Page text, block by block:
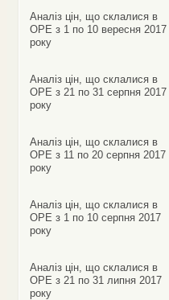
Аналіз цін, що склалися в
ОРЕ з 1 по 10 вересня 2017
року
Аналіз цін, що склалися в
ОРЕ з 21 по 31 серпня 2017
року
Аналіз цін, що склалися в
ОРЕ з 11 по 20 серпня 2017
року
Аналіз цін, що склалися в
ОРЕ з 1 по 10 серпня 2017
року
Аналіз цін, що склалися в
ОРЕ з 21 по 31 липня 2017
року